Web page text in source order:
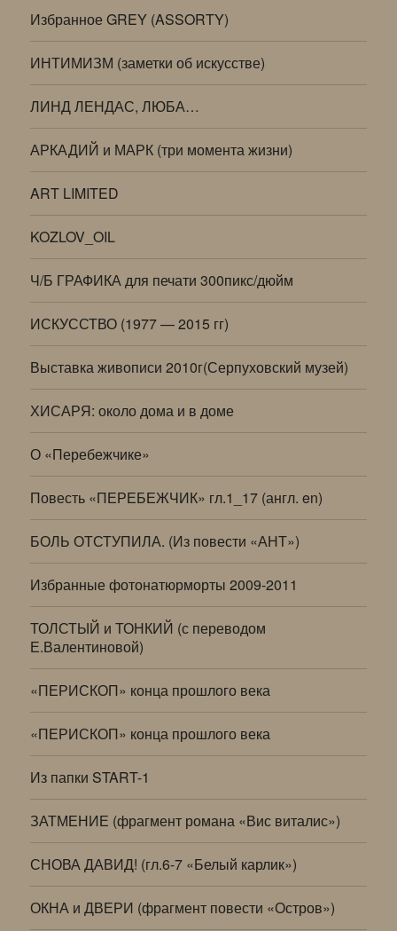
Избранное GREY (ASSORTY)
ИНТИМИЗМ (заметки об искусстве)
ЛИНД ЛЕНДАС, ЛЮБА…
АРКАДИЙ и МАРК (три момента жизни)
ART LIMITED
KOZLOV_OIL
Ч/Б ГРАФИКА для печати 300пикс/дюйм
ИСКУССТВО (1977 — 2015 гг)
Выставка живописи 2010г(Серпуховский музей)
ХИСАРЯ: около дома и в доме
О «Перебежчике»
Повесть «ПЕРЕБЕЖЧИК» гл.1_17 (англ. en)
БОЛЬ ОТСТУПИЛА. (Из повести «АНТ»)
Избранные фотонатюрморты 2009-2011
ТОЛСТЫЙ и ТОНКИЙ (с переводом
Е.Валентиновой)
«ПЕРИСКОП» конца прошлого века
«ПЕРИСКОП» конца прошлого века
Из папки START-1
ЗАТМЕНИЕ (фрагмент романа «Вис виталис»)
СНОВА ДАВИД! (гл.6-7 «Белый карлик»)
ОКНА и ДВЕРИ (фрагмент повести «Остров»)